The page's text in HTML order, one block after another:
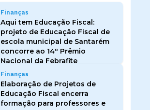
Finanças
Aqui tem Educação Fiscal:
projeto de Educação Fiscal de
escola municipal de Santarém
concorre ao 14º Prêmio
Nacional da Febrafite
Finanças
Elaboração de Projetos de
Educação Fiscal encerra
formação para professores e